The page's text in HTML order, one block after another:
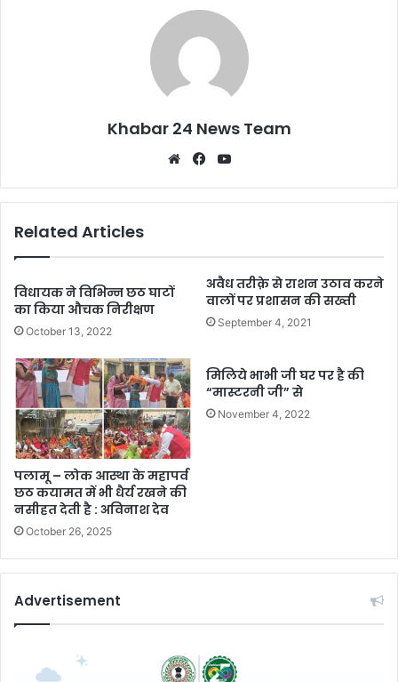
Khabar 24 News Team
WebsiteFacebook
Related Articles
विधायक ने विभिन्न छठ घाटों
का किया औचक निरीक्षण
October 13, 2022
अवैध तरीक़े से राशन उठाव करने
वालों पर प्रशासन की सख्ती
September 4, 2021
पलामू – लोक आस्था के महापर्व
छठ कयामत में भी धैर्य रखने की
नसीहत देती है : अविनाश देव
October 26, 2025
मिलिये भाभी जी घर पर है की
“मास्टरनी जी” से
November 4, 2022
Advertisement